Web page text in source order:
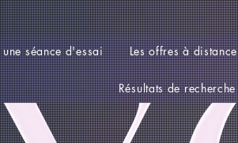
une séance d'essai Les offres à distance
Résultats de recherche